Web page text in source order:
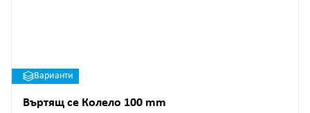
Варианти
Въртящ се Колело 100 mm